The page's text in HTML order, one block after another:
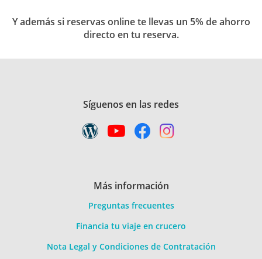
Y además si reservas online te llevas un 5% de ahorro
directo en tu reserva.
Síguenos en las redes
Más información
Preguntas frecuentes
Financia tu viaje en crucero
Nota Legal y Condiciones de Contratación